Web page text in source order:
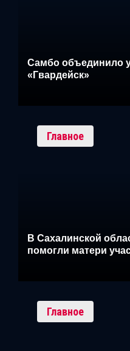
Самбо объединило
«Гвардейск»
Главное
В Сахалинской
помогли матери
Главное